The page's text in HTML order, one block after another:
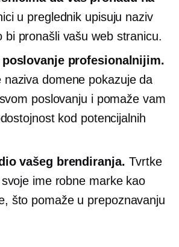
u preglednik upisuju naziv
bi pronašli vašu web stranicu.
profesionalnijim.
naziva domene pokazuje da
poslovanju i pomaže vam
kod potencijalnih
vašeg brendiranja. Tvrtke
ime robne marke kao
što pomaže u prepoznavanju